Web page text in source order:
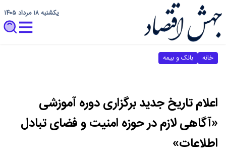
یکشنبه ۱۸ مرداد ۱۴۰۵
خانه بانک و بیمه
اعلام تاریخ جدید برگزاری دوره آموزشی
«آگاهی لازم در حوزه امنیت و فضای تبادل
اطلاعات»